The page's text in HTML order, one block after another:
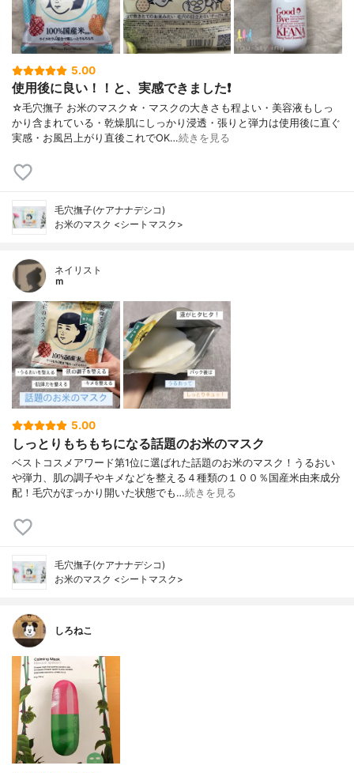
5.00
使用後に良い！！と、実感できました❗
☆毛穴撫子 お米のマスク☆・マスクの大きさも程よい・美容液もしっ
かり含まれている・乾燥肌にしっかり浸透・張りと弾力は使用後に直ぐ
実感・お風呂上がり直後これでOK…続きを見る
毛穴撫子(ケアナナデシコ)
お米のマスク <シートマスク>
ネイリスト
ｍ
5.00
しっとりもちもちになる話題のお米のマスク
ベストコスメアワード第1位に選ばれた話題のお米のマスク！うるおい
や弾力、肌の調子やキメなどを整える４種類の１００％国産米由来成分
配！毛穴がぽっかり開いた状態でも…続きを見る
毛穴撫子(ケアナナデシコ)
お米のマスク <シートマスク>
しろねこ